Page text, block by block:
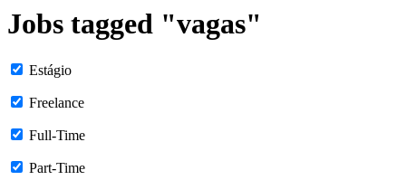
Jobs tagged "vagas"
Estágio
Freelance
Full-Time
Part-Time